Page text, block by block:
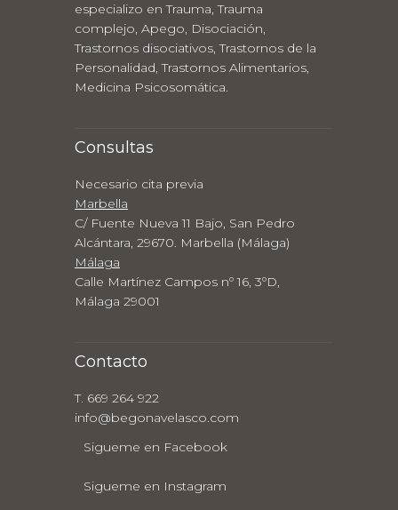
especializo en Trauma, Trauma
complejo, Apego, Disociación,
Trastornos disociativos, Trastornos de la
Personalidad, Trastornos Alimentarios,
Medicina Psicosomática.
Consultas
Necesario cita previa
Marbella
C/ Fuente Nueva 11 Bajo, San Pedro
Alcántara, 29670. Marbella (Málaga)
Málaga
Calle Martínez Campos nº 16, 3ºD,
Málaga 29001
Contacto
T. 669 264 922
info@begonavelasco.com
Sigueme en Facebook
Sigueme en Instagram